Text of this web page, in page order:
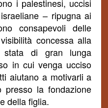
i palestinesi, uccisi
– ripugna ai
consapevoli delle
concessa alla
di gran lunga
in cui venga ucciso
aiutano a motivarli a
presso la fondazione
della figlia.